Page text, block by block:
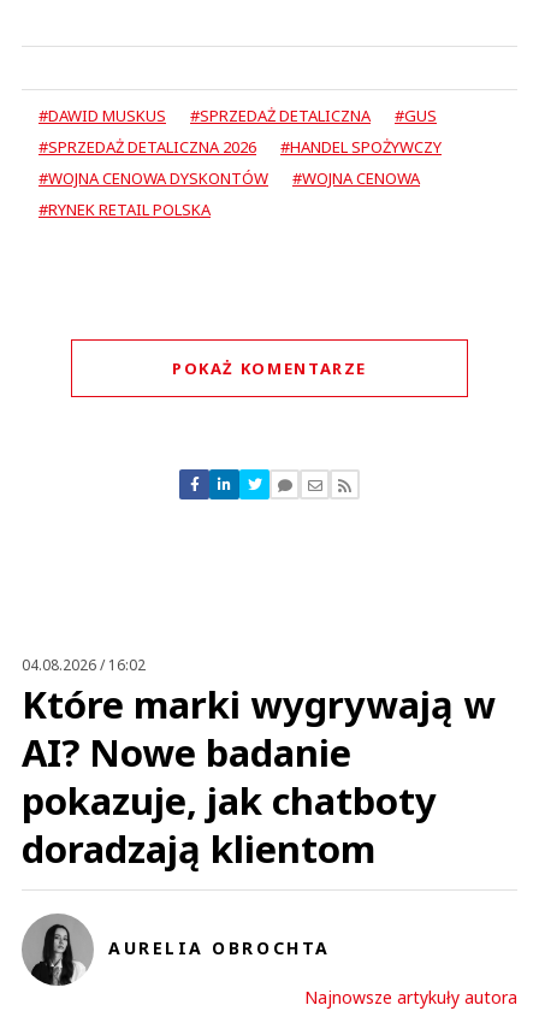
#DAWID MUSKUS #SPRZEDAŻ DETALICZNA
#GUS
#SPRZEDAŻ DETALICZNA 2026
#HANDEL SPOŻYWCZY
#WOJNA CENOWA DYSKONTÓW
#WOJNA CENOWA
#RYNEK RETAIL POLSKA
POKAŻ KOMENTARZE
Nie znaleziono komentarzy
Zostaw swoje komentarze
04.08.2026 / 16:02
Które marki wygrywają w
AI? Nowe badanie
pokazuje, jak chatboty
doradzają klientom
AURELIA OBROCHTA
Najnowsze artykuły autora